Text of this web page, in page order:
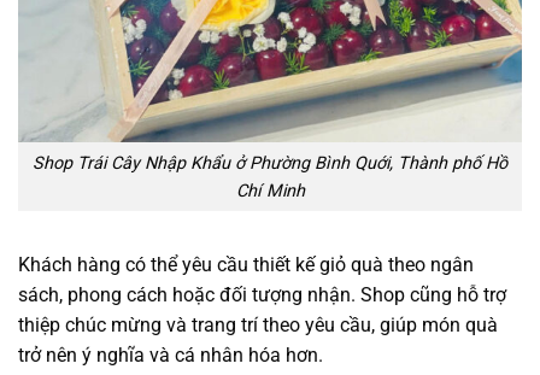
Shop Trái Cây Nhập Khẩu ở Phường Bình Quới, Thành phố Hồ
Chí Minh
Khách hàng có thể yêu cầu thiết kế giỏ quà theo ngân
sách, phong cách hoặc đối tượng nhận. Shop cũng hỗ trợ
thiệp chúc mừng và trang trí theo yêu cầu, giúp món quà
trở nên ý nghĩa và cá nhân hóa hơn.